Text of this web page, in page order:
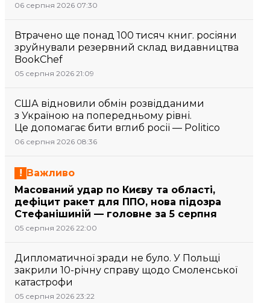
06 серпня 2026 07:30
Втрачено ще понад 100 тисяч книг. росіяни
зруйнували резервний склад видавництва
BookChef
05 серпня 2026 21:09
США відновили обмін розвідданими
з Україною на попередньому рівні.
Це допомагає бити вглиб росії — Politico
06 серпня 2026 08:36
Важливо
Масований удар по Києву та області,
дефіцит ракет для ППО, нова підозра
Стефанішиній — головне за 5 серпня
05 серпня 2026 22:00
Дипломатичної зради не було. У Польщі
закрили 10-річну справу щодо Смоленської
катастрофи
05 серпня 2026 23:22